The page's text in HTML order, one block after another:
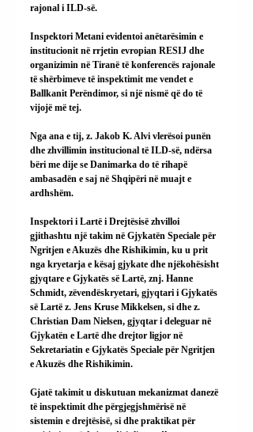
rajonal i ILD-së.
Inspektori Metani evidentoi anëtarësimin e
institucionit në rrjetin evropian RESIJ dhe
organizimin në Tiranë të konferencës rajonale
të shërbimeve të inspektimit me vendet e
Ballkanit Perëndimor, si një nismë që do të
vijojë më tej.
Nga ana e tij, z. Jakob K. Alvi vlerësoi punën
dhe zhvillimin institucional të ILD-së, ndërsa
bëri me dije se Danimarka do të rihapë
ambasadën e saj në Shqipëri në muajt e
ardhshëm.
Inspektori i Lartë i Drejtësisë zhvilloi
gjithashtu një takim në Gjykatën Speciale për
Ngritjen e Akuzës dhe Rishikimin, ku u prit
nga kryetarja e kësaj gjykate dhe njëkohësisht
gjyqtare e Gjykatës së Lartë, znj. Hanne
Schmidt, zëvendëskryetari, gjyqtari i Gjykatës
së Lartë z. Jens Kruse Mikkelsen, si dhe z.
Christian Dam Nielsen, gjyqtar i deleguar në
Gjykatën e Lartë dhe drejtor ligjor në
Sekretariatin e Gjykatës Speciale për Ngritjen
e Akuzës dhe Rishikimin.
Gjatë takimit u diskutuan mekanizmat danezë
të inspektimit dhe përgjegjshmërisë në
sistemin e drejtësisë, si dhe praktikat për